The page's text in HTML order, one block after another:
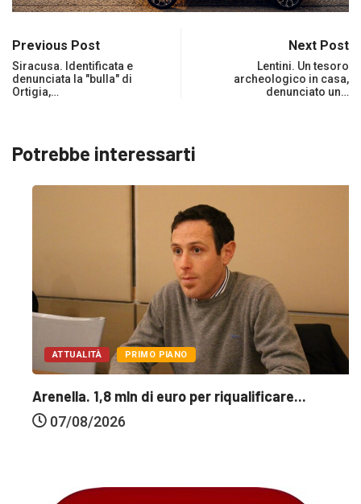
Previous Post
Siracusa. Identificata e
denunciata la "bulla" di
Ortigia,…
Next Post
Lentini. Un tesoro
archeologico in casa,
denunciato un…
Potrebbe interessarti
ATTUALITÀ PRIMO PIANO
Arenella. 1,8 mln di euro per riqualificare...
07/08/2026